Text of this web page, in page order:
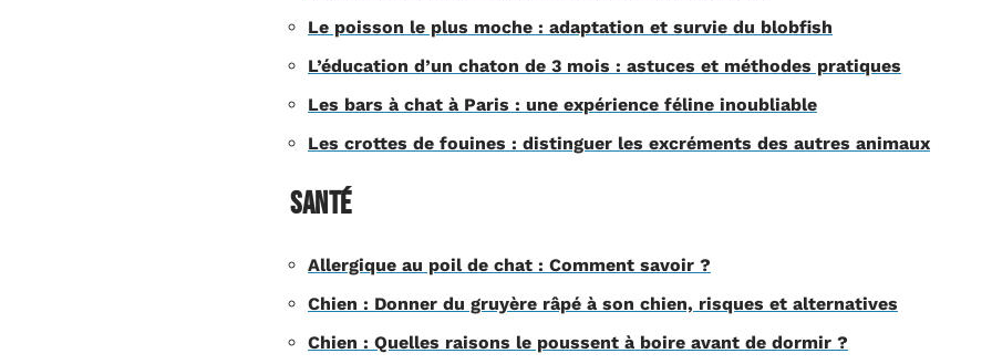
Le poisson le plus moche : adaptation et survie du blobfish
L’éducation d’un chaton de 3 mois : astuces et méthodes pratiques
Les bars à chat à Paris : une expérience féline inoubliable
Les crottes de fouines : distinguer les excréments des autres animaux
Santé
Allergique au poil de chat : Comment savoir ?
Chien : Donner du gruyère râpé à son chien, risques et alternatives
Chien : Quelles raisons le poussent à boire avant de dormir ?